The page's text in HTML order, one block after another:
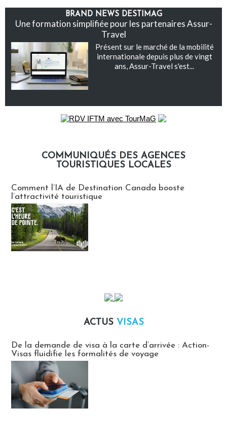
BRAND NEWS DESTIMAG
Une formation simplifiée pour les partenaires Assur-
Travel
Présent sur le marché de la mobilité
internationale depuis plus de vingt
ans, Assur-Travel s'est...
COMMUNIQUÉS DES AGENCES
TOURISTIQUES LOCALES
Comment l’IA de Destination Canada booste
l’attractivité touristique
ACTUS VISAS
De la demande de visa à la carte d’arrivée : Action-
Visas fluidifie les formalités de voyage